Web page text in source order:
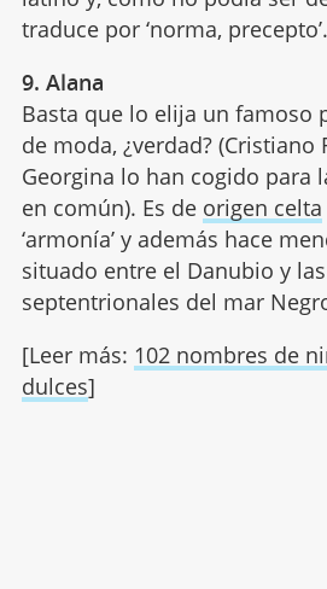
traduce por ‘norma, precepto’.
9. Alana
Basta que lo elija un famoso
de moda, ¿verdad? (Cristiano
Georgina lo han cogido para
en común). Es de origen celta
‘armonía’ y además hace
situado entre el Danubio y
septentrionales del mar
[Leer más: 102 nombres de
dulces]